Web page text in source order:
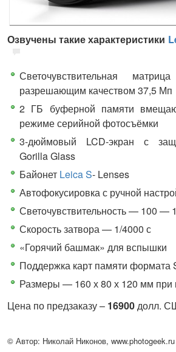
Озвучены такие характеристики
Светочувствительная
разрешающим качеством 37,5 Мп
2 ГБ буферной памяти
режиме серийной фотосъёмки
3-дюймовый LCD-экран с
Gorilla Glass
Байонет Leica S- Lenses
Автофокусировка с ручной
Светочувствительность — 100 —
Скорость затвора — 1/4000 с
«Горячий башмак» для вспышки
Поддержка карт памяти формата
Размеры — 160 х 80 х 120 мм при
Цена по предзаказу – 16900долл.
© Автор: Николай Никонов, www.photogeek.ru